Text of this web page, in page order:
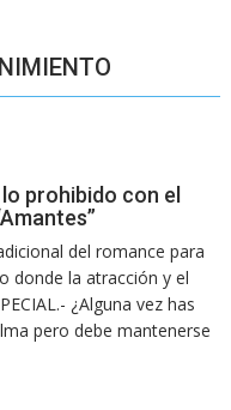
prohibido con el
del romance para
donde la atracción y el
¿Alguna vez has
pero debe mantenerse